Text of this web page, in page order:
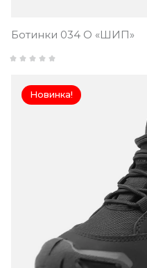
Ботинки 034 О «ШИП»
Новинка!